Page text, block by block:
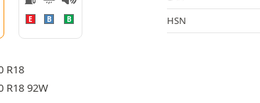
E B B
R18
R18 92W
HSN